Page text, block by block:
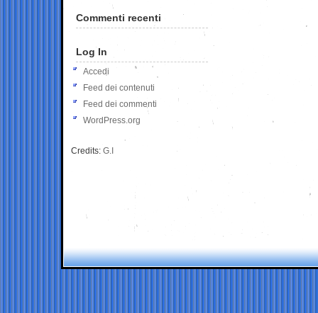
Commenti recenti
Log In
Accedi
Feed dei contenuti
Feed dei commenti
WordPress.org
Credits: G.I